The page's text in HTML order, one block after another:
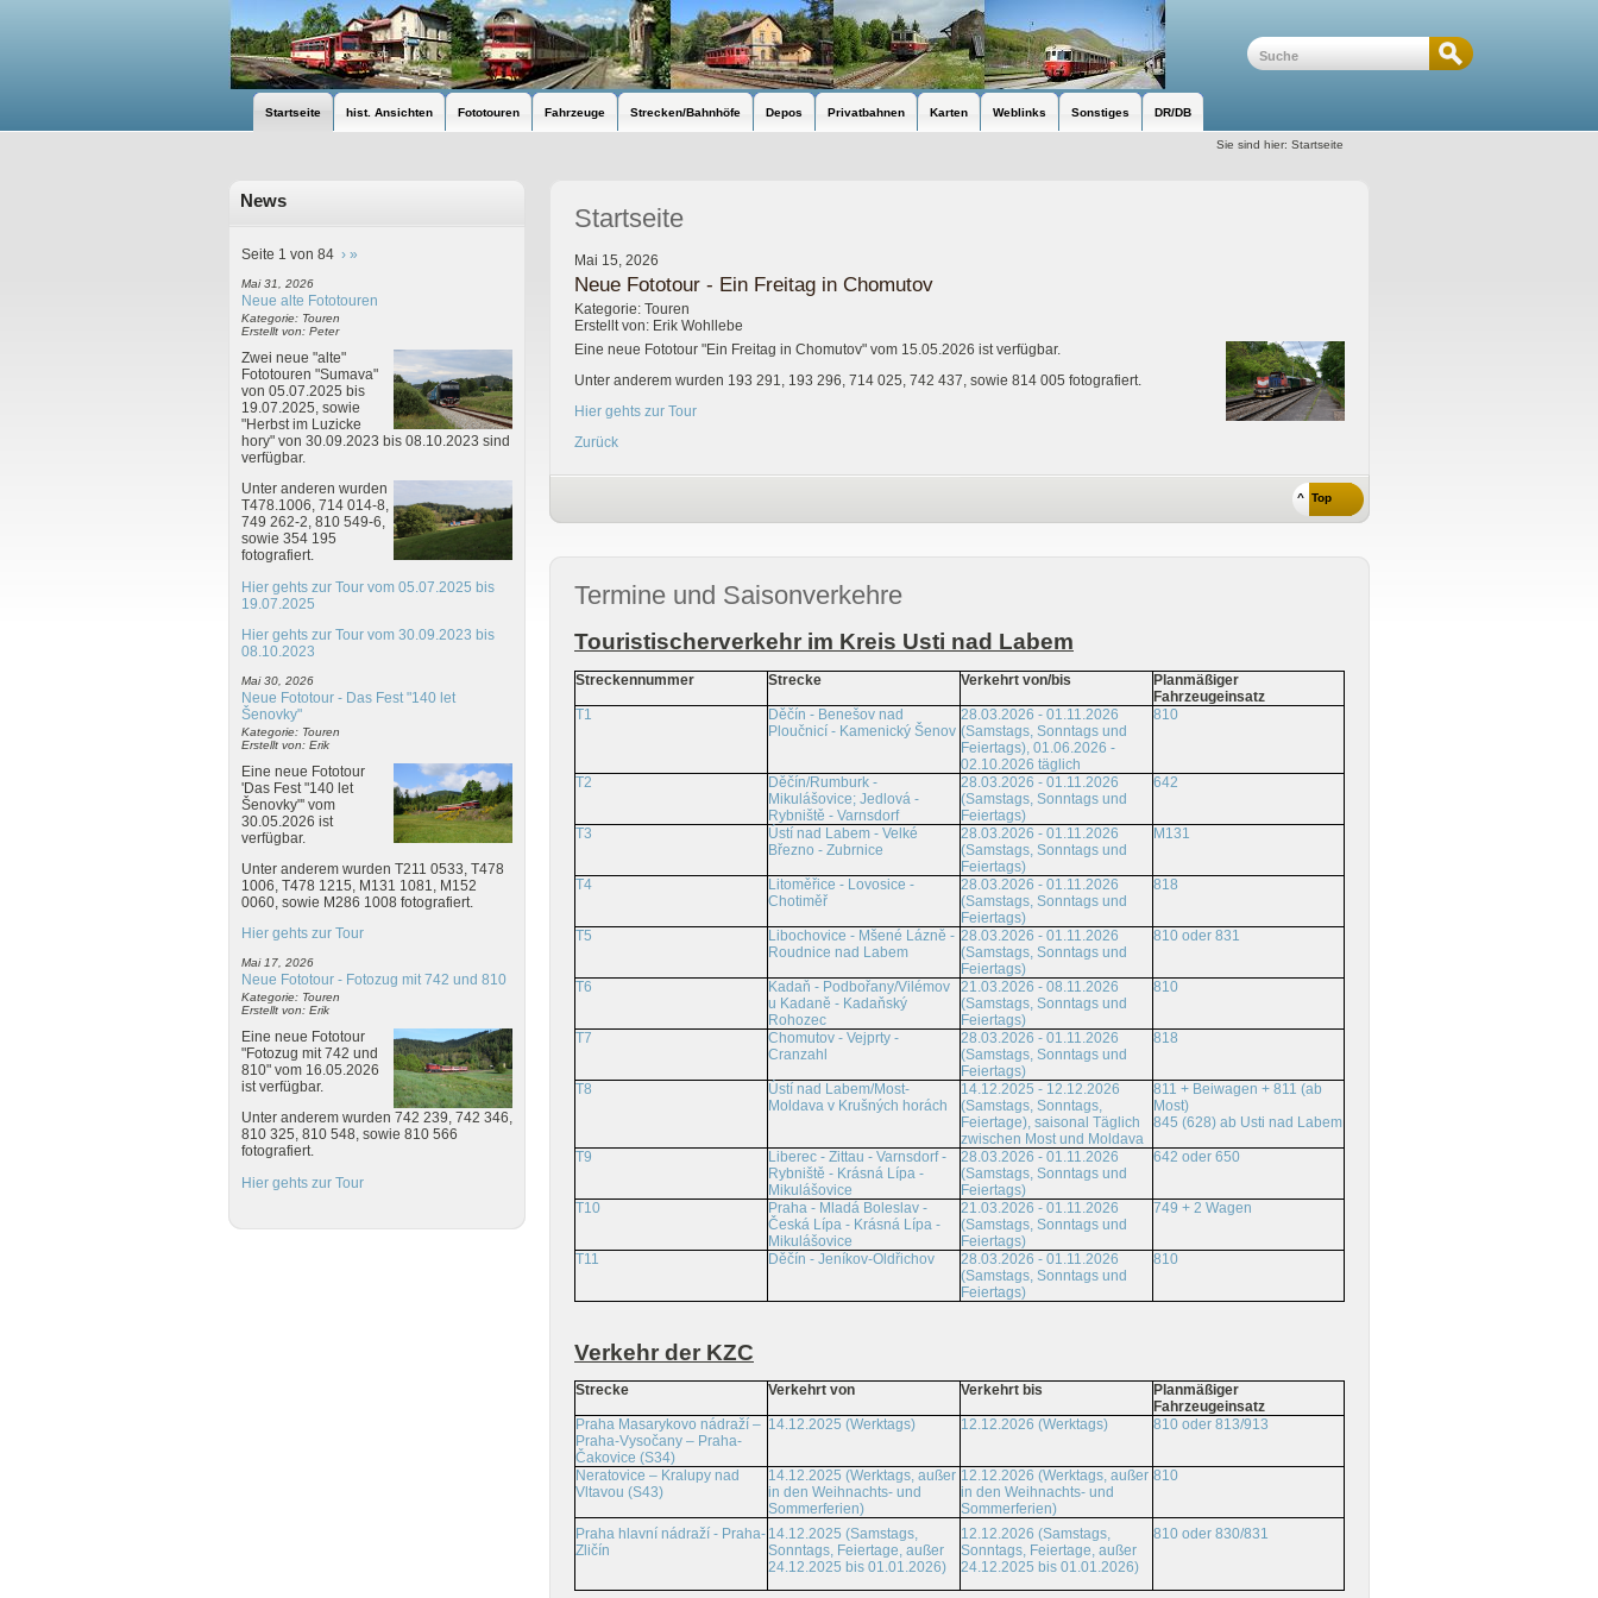
Startseite hist. Ansichten Fototouren Fahrzeuge Strecken/Bahnhöfe Depos Privatbahnen Karten Weblinks Sonstiges DR/DB
Sie sind hier:Startseite
News
Seite 1 von 84 › »
Mai 31, 2026
Neue alte Fototouren
Kategorie: Touren
Erstellt von: Peter
Zwei neue "alte"
Fototouren "Sumava"
von 05.07.2025 bis
19.07.2025, sowie
"Herbst im Luzicke
hory" von 30.09.2023 bis 08.10.2023 sind
verfügbar.
Unter anderen wurden
T478.1006, 714 014-8,
749 262-2, 810 549-6,
sowie 354 195
fotografiert.
Hier gehts zur Tour vom 05.07.2025 bis
19.07.2025
Hier gehts zur Tour vom 30.09.2023 bis
08.10.2023
Mai 30, 2026
Neue Fototour - Das Fest "140 let
Šenovky"
Kategorie: Touren
Erstellt von: Erik
Eine neue Fototour
'Das Fest "140 let
Šenovky"' vom
30.05.2026 ist
verfügbar.
Unter anderem wurden T211 0533, T478
1006, T478 1215, M131 1081, M152
0060, sowie M286 1008 fotografiert.
Hier gehts zur Tour
Mai 17, 2026
Neue Fototour - Fotozug mit 742 und 810
Kategorie: Touren
Erstellt von: Erik
Eine neue Fototour
"Fotozug mit 742 und
810" vom 16.05.2026
ist verfügbar.
Unter anderem wurden 742 239, 742 346,
810 325, 810 548, sowie 810 566
fotografiert.
Hier gehts zur Tour
Startseite
Mai 15, 2026
Neue Fototour - Ein Freitag in Chomutov
Kategorie: Touren
Erstellt von: Erik Wohllebe
Eine neue Fototour "Ein Freitag in Chomutov" vom 15.05.2026 ist verfügbar.
Unter anderem wurden 193 291, 193 296, 714 025, 742 437, sowie 814 005 fotografiert.
Hier gehts zur Tour
Zurück
^ Top
Termine und Saisonverkehre
Touristischerverkehr im Kreis Usti nad Labem
Streckennummer Strecke Verkehrt von/bis
Planmäßiger
Fahrzeugeinsatz
T1
Děčín - Benešov nad
Ploučnicí - Kamenický Šenov
28.03.2026 - 01.11.2026
(Samstags, Sonntags und
Feiertags), 01.06.2026 -
02.10.2026 täglich
810
T2
Děčín/Rumburk -
Mikulášovice; Jedlová -
Rybniště - Varnsdorf
28.03.2026 - 01.11.2026
(Samstags, Sonntags und
Feiertags)
642
T3
Ústí nad Labem - Velké
Březno - Zubrnice
28.03.2026 - 01.11.2026
(Samstags, Sonntags und
Feiertags)
M131
T4
Litoměřice - Lovosice -
Chotiměř
28.03.2026 - 01.11.2026
(Samstags, Sonntags und
Feiertags)
818
T5
Libochovice - Mšené Lázně -
Roudnice nad Labem
28.03.2026 - 01.11.2026
(Samstags, Sonntags und
Feiertags)
810 oder 831
T6
Kadaň - Podbořany/Vilémov
u Kadaně - Kadaňský
Rohozec
21.03.2026 - 08.11.2026
(Samstags, Sonntags und
Feiertags)
810
T7
Chomutov - Vejprty -
Cranzahl
28.03.2026 - 01.11.2026
(Samstags, Sonntags und
Feiertags)
818
T8
Ústí nad Labem/Most-
Moldava v Krušných horách
14.12.2025 - 12.12.2026
(Samstags, Sonntags,
Feiertage), saisonal Täglich
zwischen Most und Moldava
811 + Beiwagen + 811 (ab
Most)
845 (628) ab Usti nad Labem
T9
Liberec - Zittau - Varnsdorf -
Rybniště - Krásná Lípa -
Mikulášovice
28.03.2026 - 01.11.2026
(Samstags, Sonntags und
Feiertags)
642 oder 650
T10
Praha - Mladá Boleslav -
Česká Lípa - Krásná Lípa -
Mikulášovice
21.03.2026 - 01.11.2026
(Samstags, Sonntags und
Feiertags)
749 + 2 Wagen
T11 Děčín - Jeníkov-Oldřichov
28.03.2026 - 01.11.2026
(Samstags, Sonntags und
Feiertags)
810
Verkehr der KZC
Strecke Verkehrt von Verkehrt bis
Planmäßiger
Fahrzeugeinsatz
Praha Masarykovo nádraží –
Praha-Vysočany – Praha-
Čakovice (S34)
14.12.2025 (Werktags) 12.12.2026 (Werktags) 810 oder 813/913
Neratovice – Kralupy nad
Vltavou (S43)
14.12.2025 (Werktags, außer
in den Weihnachts- und
Sommerferien)
12.12.2026 (Werktags, außer
in den Weihnachts- und
Sommerferien)
810
Praha hlavní nádraží - Praha-
Zličín
14.12.2025 (Samstags,
Sonntags, Feiertage, außer
24.12.2025 bis 01.01.2026)
12.12.2026 (Samstags,
Sonntags, Feiertage, außer
24.12.2025 bis 01.01.2026)
810 oder 830/831